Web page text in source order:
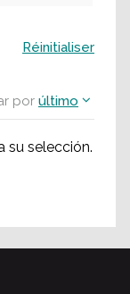
por último
su selección.
Réinitialiser